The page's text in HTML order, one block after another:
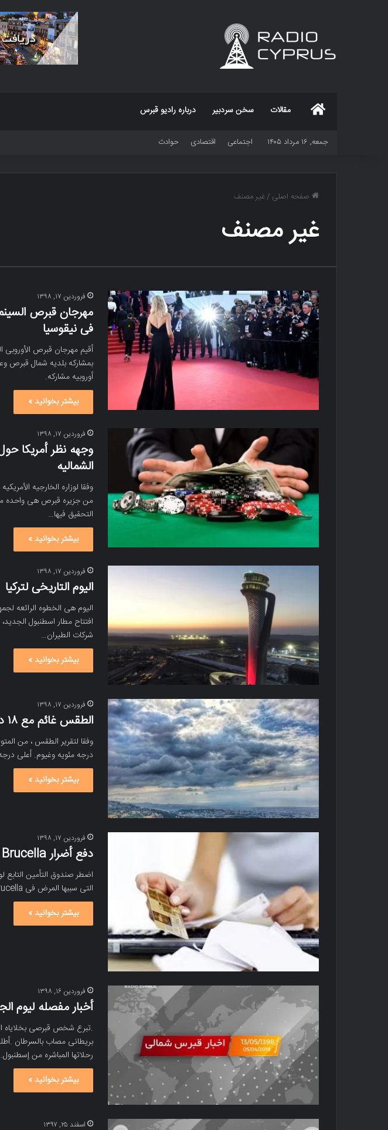
مقالات سخن سردبیر درباره رادیو قبرس
جمعه, ۱۶ مرداد ۱۴۰۵ اجتماعی اقتصادی حوادث
صفحه اصلی /غير مصنف
غير مصنف
فروردین ۱۷, ۱۳۹۸
مهرجان قبرص
فی نیقوسیا
أقیم مهرجان قبرص الأوروبی
أوروبیه مشارکه.
بیشتر بخوانید »
فروردین ۱۷, ۱۳۹۸
وجهه نظر أمریکا
الشمالیه
وفقا لوزاره الخارجیه
من جزیره قبرص هی واحده
التحقیق فیها…
بیشتر بخوانید »
فروردین ۱۷, ۱۳۹۸
الیوم التاریخی لترکیا
الیوم هی الخطوه الرائعه
افتتاح مطار اسطنبول
شرکات الطیران…
بیشتر بخوانید »
فروردین ۱۷, ۱۳۹۸
الطقس غائم مع ۱۸ درجه مئویه
درجه مئویه وغیوم. أعلى درجه حراره
بیشتر بخوانید »
فروردین ۱۷, ۱۳۹۸
دفع أضرار Brucella من قبل وزاره الزراعه
اضطر صندوق التأمین التابع
التی سببها المرض فی Brucella.
بیشتر بخوانید »
فروردین ۱۶, ۱۳۹۸
أخبار مفصله لیوم الجمعه
.تبرع شخص قبرصی بخلایاه
رحلاتها المباشره من
بیشتر بخوانید »
اسفند ۲۵, ۱۳۹۷